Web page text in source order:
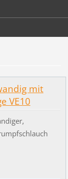
mit
VE10